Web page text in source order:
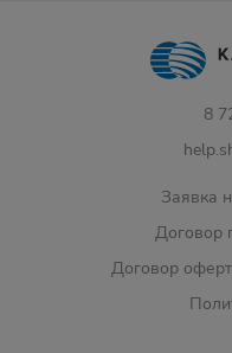
8
Заявка
Договор
Договор